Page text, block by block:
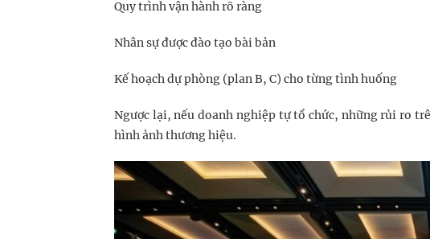
Quy trình vận hành rõ ràng
Nhân sự được đào tạo bài bản
Kế hoạch dự phòng (plan B, C) cho từng tình huống
Ngược lại, nếu doanh nghiệp tự tổ chức, những rủi ro
hình ảnh thương hiệu.